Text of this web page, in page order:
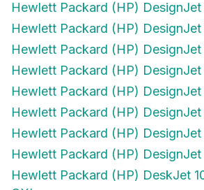
Hewlett Packard (HP) DesignJet
Hewlett Packard (HP) DesignJet
Hewlett Packard (HP) DesignJet
Hewlett Packard (HP) DesignJet
Hewlett Packard (HP) DesignJet
Hewlett Packard (HP) DesignJet
Hewlett Packard (HP) DesignJet
Hewlett Packard (HP) DeskJet